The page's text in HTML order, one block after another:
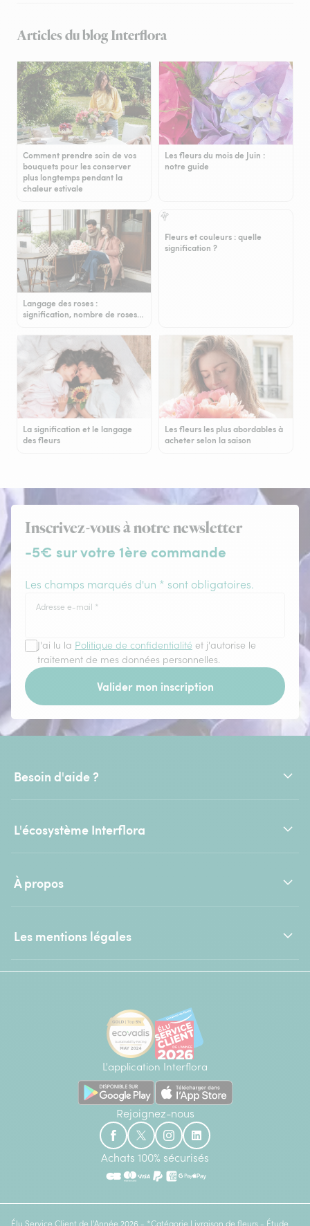
Articles du blog Interflora
Comment prendre soin de vos
bouquets pour les conserver
plus longtemps pendant la
chaleur estivale
Les fleurs du mois de Juin :
notre guide
Langage des roses :
signification, nombre de roses…
Fleurs et couleurs : quelle
signification ?
La signification et le langage
des fleurs
Les fleurs les plus abordables à
acheter selon la saison
Inscrivez-vous à notre newsletter
-5€ sur votre 1ère commande
Les champs marqués d'un * sont obligatoires.
Adresse e-mail *
J'ai lu la Politique de confidentialité et j'autorise le
traitement de mes données personnelles.
Valider mon inscription
Besoin d'aide ?
L'écosystème Interflora
À propos
Les mentions légales
L'application Interflora
Rejoignez-nous
Achats 100% sécurisés
Élu Service Client de l'Année 2026 - *Catégorie Livraison de fleurs - Étude